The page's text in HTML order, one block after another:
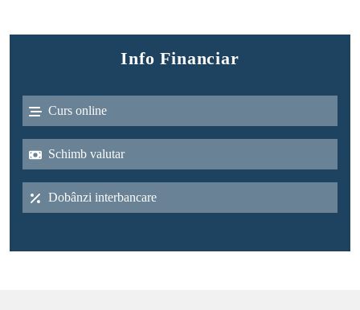
Info Financiar
Curs online
Schimb valutar
Dobânzi interbancare